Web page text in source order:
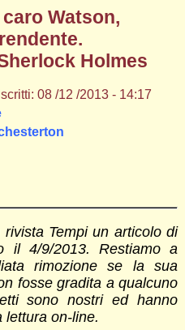
Watson,
Holmes
08 /12 /2013 - 14:17
Tempi un articolo di
il 4/9/2013. Restiamo a
rimozione se la sua
fosse gradita a qualcuno
sono nostri ed hanno
lettura on-line.